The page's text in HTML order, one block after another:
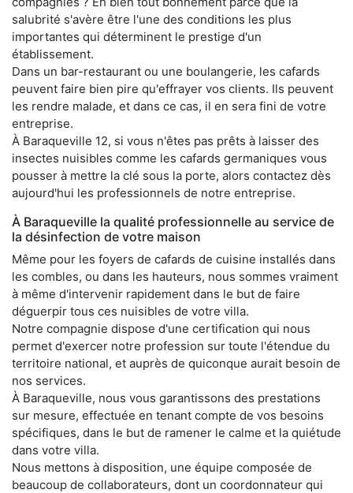
salubrité s'avère être l'une des conditions les plus
importantes qui déterminent le prestige d'un
établissement.
Dans un bar-restaurant ou une boulangerie, les cafards
peuvent faire bien pire qu'effrayer vos clients. Ils peuvent
les rendre malade, et dans ce cas, il en sera fini de votre
entreprise.
À Baraqueville 12, si vous n'êtes pas prêts à laisser des
insectes nuisibles comme les cafards germaniques vous
pousser à mettre la clé sous la porte, alors contactez dès
aujourd'hui les professionnels de notre entreprise.
À Baraqueville la qualité professionnelle au service de
la désinfection de votre maison
Même pour les foyers de cafards de cuisine installés dans
les combles, ou dans les hauteurs, nous sommes vraiment
à même d'intervenir rapidement dans le but de faire
déguerpir tous ces nuisibles de votre villa.
Notre compagnie dispose d'une certification qui nous
permet d'exercer notre profession sur toute l'étendue du
territoire national, et auprès de quiconque aurait besoin de
nos services.
À Baraqueville, nous vous garantissons des prestations
sur mesure, effectuée en tenant compte de vos besoins
spécifiques, dans le but de ramener le calme et la quiétude
dans votre villa.
Nous mettons à disposition, une équipe composée de
beaucoup de collaborateurs, dont un coordonnateur qui